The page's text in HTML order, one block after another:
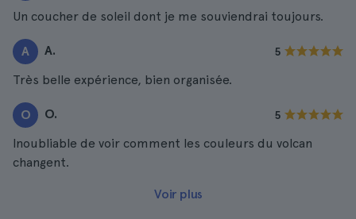
Un coucher de soleil dont je me souviendrai toujours.
A A. 5
Très belle expérience, bien organisée.
O O. 5
Inoubliable de voir comment les couleurs du volcan
changent.
Voir plus